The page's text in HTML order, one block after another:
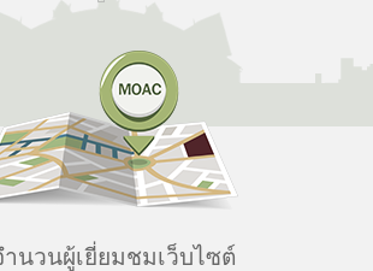
ำนวนผู้เยี่ยมชมเว็บไซต์